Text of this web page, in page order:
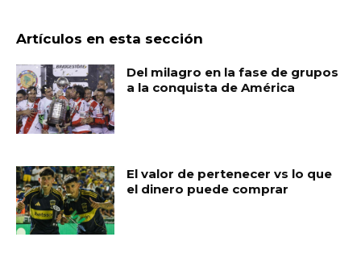
Artículos en esta sección
Del milagro en la fase de grupos
a la conquista de América
El valor de pertenecer vs lo que
el dinero puede comprar